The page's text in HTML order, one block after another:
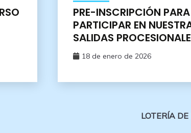
PRE-INSCRIPCIÓN PARA
PARTICIPAR EN
SALIDAS
18 de enero de 2026
LOTERÍA